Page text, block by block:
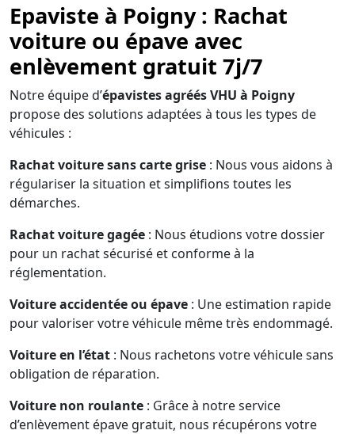
Epaviste à Poigny : Rachat
voiture ou épave avec
enlèvement gratuit 7j/7
Notre équipe d’épavistes agréés VHU à Poigny
propose des solutions adaptées à tous les types de
véhicules :
Rachat voiture sans carte grise : Nous vous aidons à
régulariser la situation et simplifions toutes les
démarches.
Rachat voiture gagée : Nous étudions votre dossier
pour un rachat sécurisé et conforme à la
réglementation.
Voiture accidentée ou épave : Une estimation rapide
pour valoriser votre véhicule même très endommagé.
Voiture en l’état : Nous rachetons votre véhicule sans
obligation de réparation.
Voiture non roulante : Grâce à notre service
d’enlèvement épave gratuit, nous récupérons votre